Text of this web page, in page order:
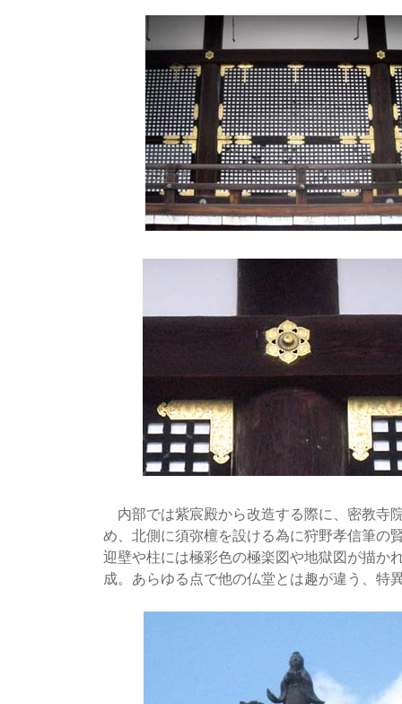
内部では紫宸殿から改造する際に、密教寺
め、北側に須弥檀を設ける為に狩野孝信筆の
迎壁や柱には極彩色の極楽図や地獄図が描か
成。あらゆる点で他の仏堂とは趣が違う、特